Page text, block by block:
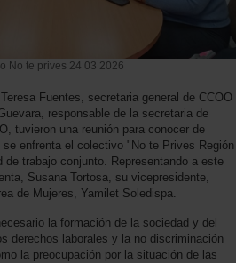
No te prives 24 03 2026
Fuentes, secretaria general de CCOO
responsable de la secretaria de
tuvieron una reunión para conocer de
enfrenta el colectivo "No te Prives Región
de trabajo conjunto. Representando a este
Susana Tortosa, su vicepresidente,
de Mujeres, Yamilet Soledispa.
la formación de la sociedad y del
derechos laborales y la no discriminación
la preocupación por la situación de las